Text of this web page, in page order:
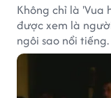
Không chỉ là 'Vua
được xem là
ngôi sao nổi
không ít diễn
nghiệp nhờ cơ